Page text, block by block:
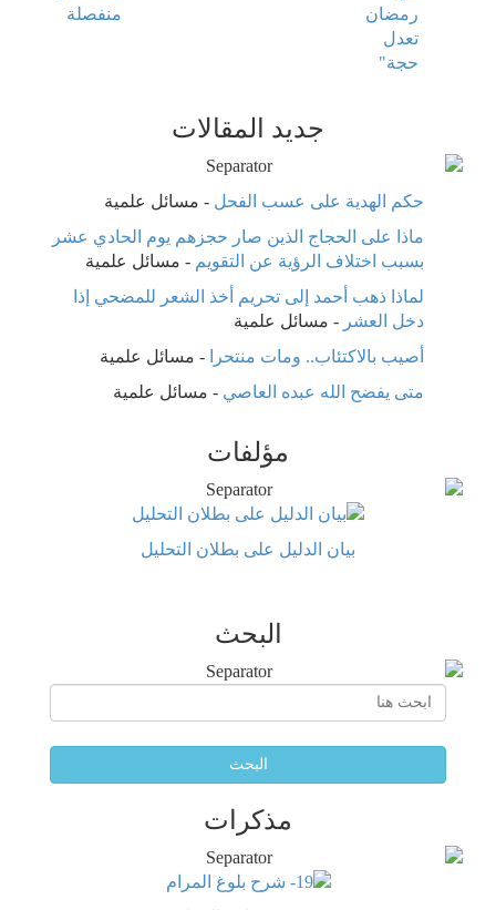
رمضان
تعدل
حجة"
منفصلة
جديد المقالات
حكم الهدية على عسب الفحل - مسائل علمية
ماذا على الحجاج الذين صار حجزهم يوم الحادي عشر
بسبب اختلاف الرؤية عن التقويم - مسائل علمية
لماذا ذهب أحمد إلى تحريم أخذ الشعر للمضحي إذا
دخل العشر - مسائل علمية
أصيب بالاكتئاب.. ومات منتحرا - مسائل علمية
متى يفضح الله عبده العاصي - مسائل علمية
مؤلفات
بيان الدليل على بطلان التحليل
البحث
البحث
مذكرات